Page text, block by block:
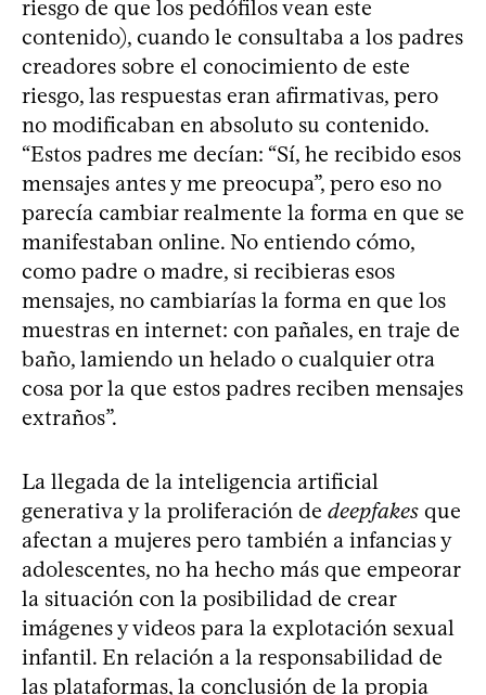
riesgo de que los pedófilos vean este
contenido), cuando le consultaba a los padres
creadores sobre el conocimiento de este
riesgo, las respuestas eran afirmativas, pero
no modificaban en absoluto su contenido.
“Estos padres me decían: “Sí, he recibido esos
mensajes antes y me preocupa”, pero eso no
parecía cambiar realmente la forma en que se
manifestaban online. No entiendo cómo,
como padre o madre, si recibieras esos
mensajes, no cambiarías la forma en que los
muestras en internet: con pañales, en traje de
baño, lamiendo un helado o cualquier otra
cosa por la que estos padres reciben mensajes
extraños”.
La llegada de la inteligencia artificial
generativa y la proliferación de deepfakes que
afectan a mujeres pero también a infancias y
adolescentes, no ha hecho más que empeorar
la situación con la posibilidad de crear
imágenes y videos para la explotación sexual
infantil. En relación a la responsabilidad de
las plataformas, la conclusión de la propia